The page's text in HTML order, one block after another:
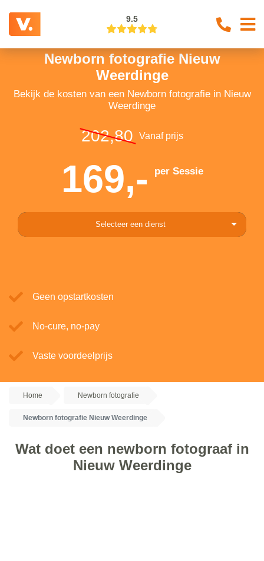
9.5
Newborn fotografie Nieuw
Weerdinge
Bekijk de kosten van een Newborn fotografie in Nieuw
Weerdinge
202,80 Vanaf prijs
169,- per Sessie
Selecteer een dienst
Geen opstartkosten
No-cure, no-pay
Vaste voordeelprijs
Home Newborn fotografie
Newborn fotografie Nieuw Weerdinge
Wat doet een newborn fotograaf in
Nieuw Weerdinge